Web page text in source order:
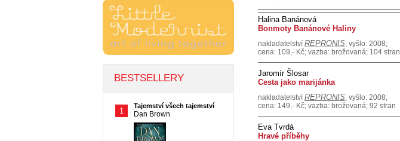
Halina Banánová
Bonmoty Banánové Haliny
nakladatelství REPRONIS; vyšlo: 2008;
cena: 109,- Kč; vazba: brožovaná; 104 stran
Jaromír Šlosar
Cesta jako marijánka
nakladatelství REPRONIS; vyšlo: 2008;
cena: 149,- Kč; vazba: brožovaná; 92 stran
Eva Tvrdá
Hravé příběhy